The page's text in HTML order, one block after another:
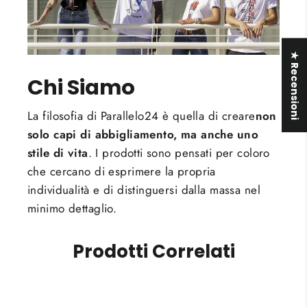
Chi Siamo
La filosofia di Parallelo24 è quella di crearenon
solo capi di abbigliamento, ma anche uno
stile di vita. I prodotti sono pensati per coloro
che cercano di esprimere la propria
individualità e di distinguersi dalla massa nel
minimo dettaglio.
Prodotti Correlati
★ Recensioni